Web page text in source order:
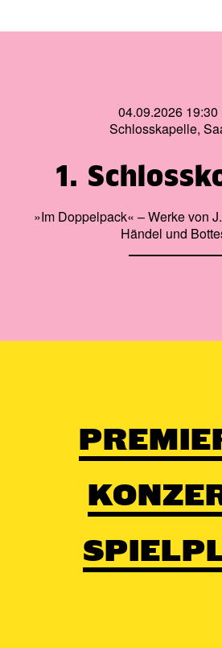
04.09.2026 19:30
Schlosskapelle,
1.
»Im Doppelpack« – Werke von
Händel und